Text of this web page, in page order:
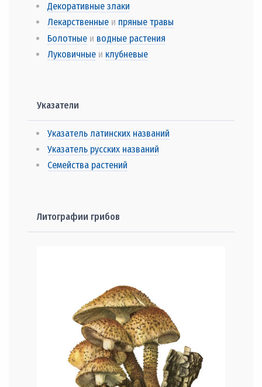
Декоративные злаки
Лекарственныеи пряные травы
Болотныеи водные растения
Луковичныеи клубневые
Указатели
Указатель латинских названий
Указатель русских названий
Семейства растений
Литографии грибов